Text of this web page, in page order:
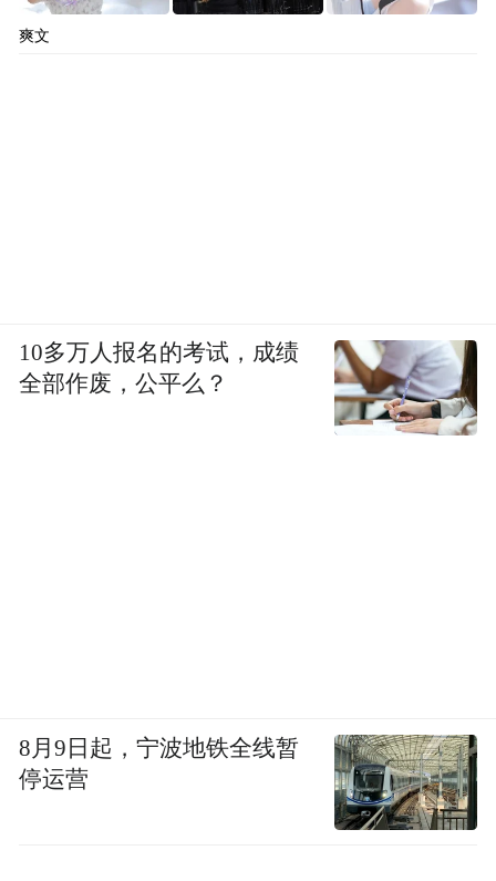
爽文
10多万人报名的考试，成绩
全部作废，公平么？
8月9日起，宁波地铁全线暂
停运营